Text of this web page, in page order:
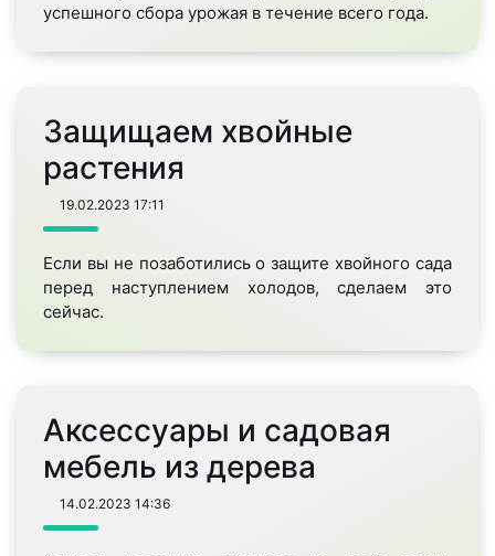
успешного сбора урожая в течение всего года.
Защищаем хвойные
растения
19.02.2023 17:11
Если вы не позаботились о защите хвойного сада
перед наступлением холодов, сделаем это
сейчас.
Аксессуары и садовая
мебель из дерева
14.02.2023 14:36